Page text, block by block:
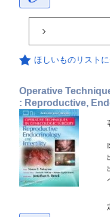
ほしいものリスト
Operative
: Reproductive,